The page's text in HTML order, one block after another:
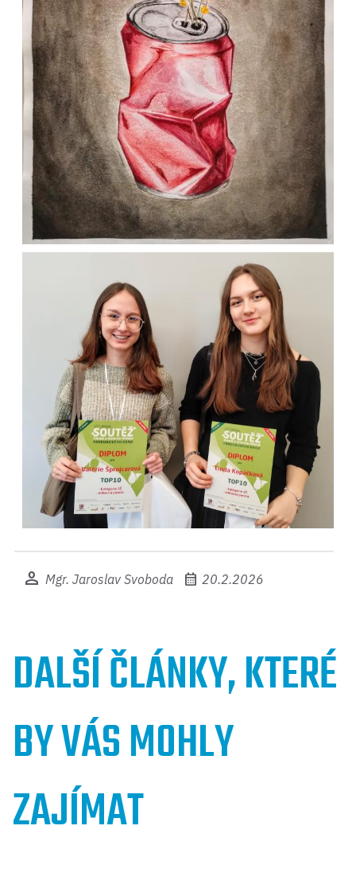
person Mgr. Jaroslav Svoboda calendar_month 20.2.2026
DALŠÍ ČLÁNKY, KTERÉ
BY VÁS MOHLY
ZAJÍMAT